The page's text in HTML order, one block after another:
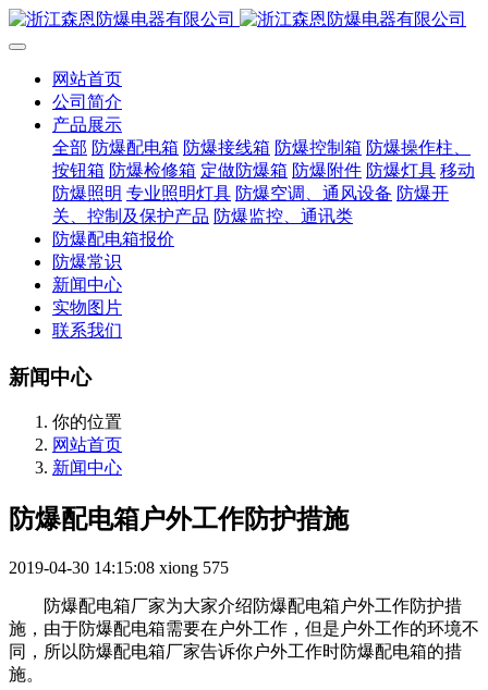
网站首页
公司简介
产品展示
全部 防爆配电箱 防爆接线箱 防爆控制箱 防爆操作柱、
按钮箱 防爆检修箱 定做防爆箱 防爆附件 防爆灯具 移动
防爆照明 专业照明灯具 防爆空调、通风设备 防爆开
关、控制及保护产品 防爆监控、通讯类
防爆配电箱报价
防爆常识
新闻中心
实物图片
联系我们
新闻中心
你的位置
网站首页
新闻中心
防爆配电箱户外工作防护措施
2019-04-30 14:15:08 xiong 575
防爆配电箱厂家为大家介绍防爆配电箱户外工作防护措
施，由于防爆配电箱需要在户外工作，但是户外工作的环境不
同，所以防爆配电箱厂家告诉你户外工作时防爆配电箱的措
施。